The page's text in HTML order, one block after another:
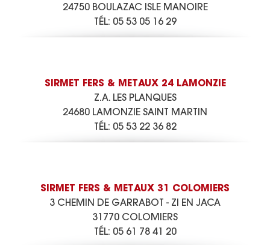
24750 BOULAZAC ISLE MANOIRE
TÉL: 05 53 05 16 29
SIRMET FERS & METAUX 24 LAMONZIE
Z.A. LES PLANQUES
24680 LAMONZIE SAINT MARTIN
TÉL: 05 53 22 36 82
SIRMET FERS & METAUX 31 COLOMIERS
3 CHEMIN DE GARRABOT - ZI EN JACA
31770 COLOMIERS
TÉL: 05 61 78 41 20